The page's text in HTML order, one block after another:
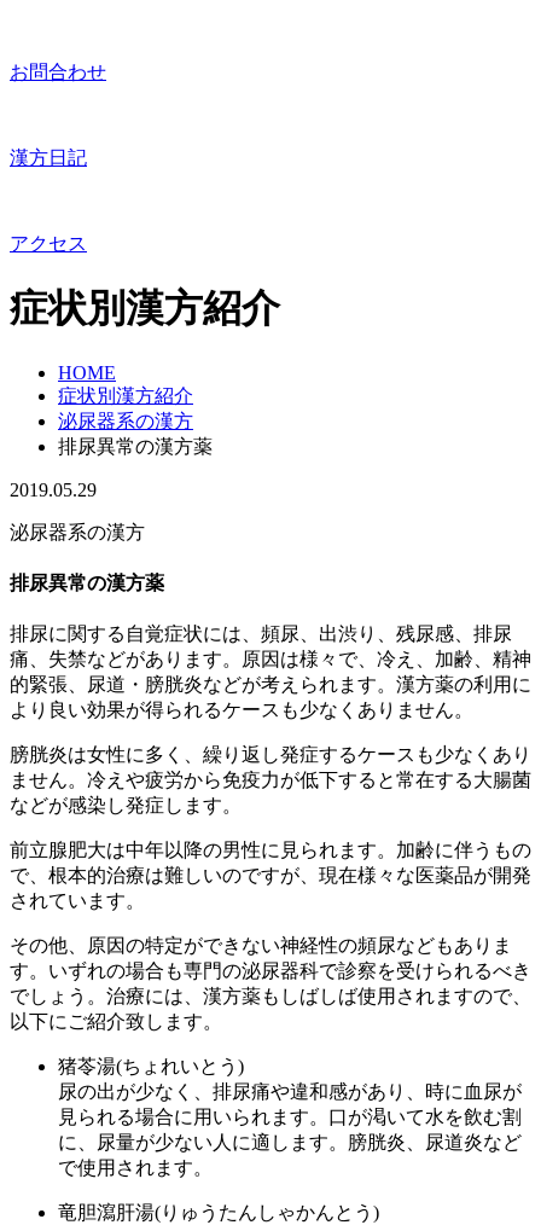
お問合わせ
漢方日記
アクセス
症状別漢方紹介
HOME
症状別漢方紹介
泌尿器系の漢方
排尿異常の漢方薬
2019.05.29
泌尿器系の漢方
排尿異常の漢方薬
排尿に関する自覚症状には、頻尿、出渋り、残尿感、排尿
痛、失禁などがあります。原因は様々で、冷え、加齢、精神
的緊張、尿道・膀胱炎などが考えられます。漢方薬の利用に
より良い効果が得られるケースも少なくありません。
膀胱炎は女性に多く、繰り返し発症するケースも少なくあり
ません。冷えや疲労から免疫力が低下すると常在する大腸菌
などが感染し発症します。
前立腺肥大は中年以降の男性に見られます。加齢に伴うもの
で、根本的治療は難しいのですが、現在様々な医薬品が開発
されています。
その他、原因の特定ができない神経性の頻尿などもありま
す。いずれの場合も専門の泌尿器科で診察を受けられるべき
でしょう。治療には、漢方薬もしばしば使用されますので、
以下にご紹介致します。
猪苓湯(ちょれいとう)
尿の出が少なく、排尿痛や違和感があり、時に血尿が
見られる場合に用いられます。口が渇いて水を飲む割
に、尿量が少ない人に適します。膀胱炎、尿道炎など
で使用されます。
竜胆瀉肝湯(りゅうたんしゃかんとう)